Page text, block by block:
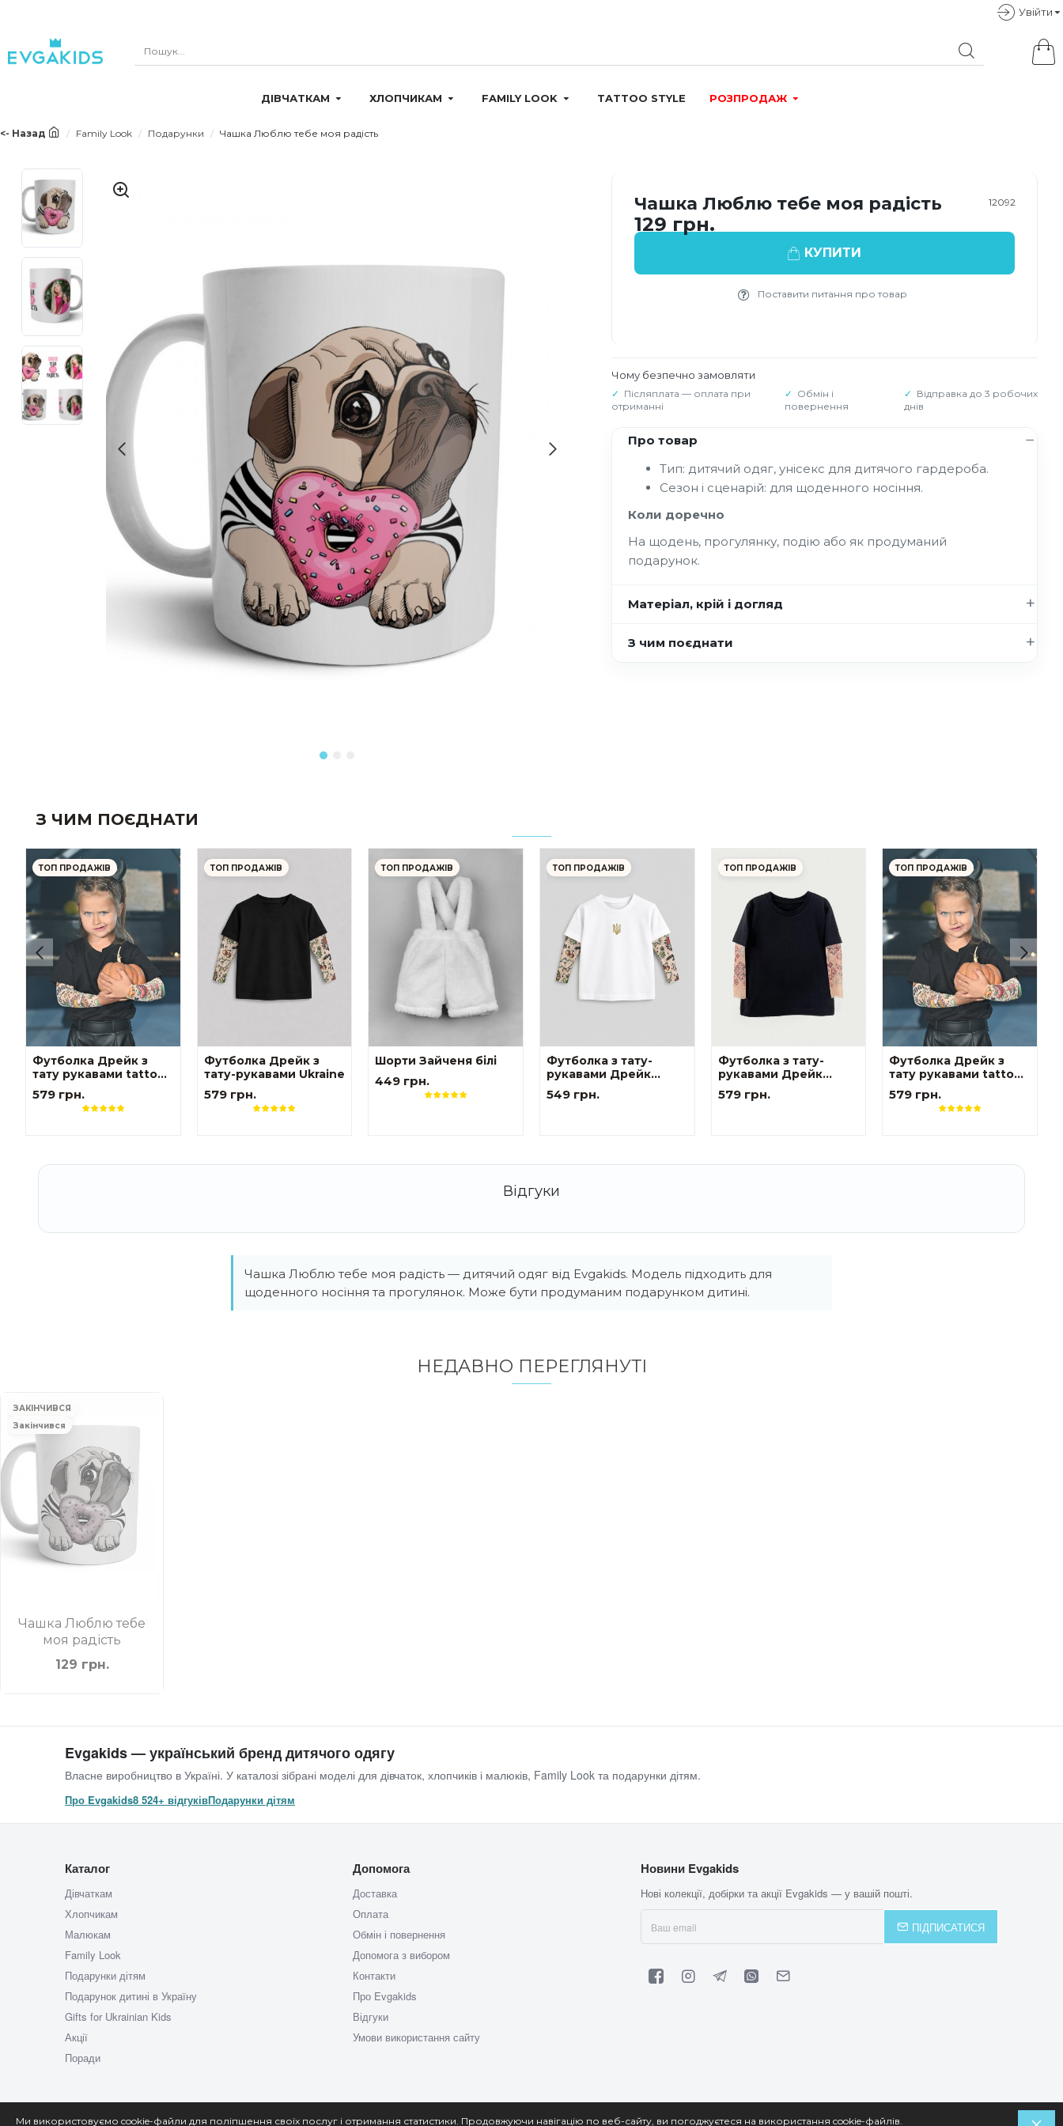
Увiйти
ДІВЧАТКАМ ХЛОПЧИКАМ FAMILY LOOK TATTOO STYLE РОЗПРОДАЖ
<- Назад Family Look Подарунки Чашка Люблю тебе моя радість
Чашка Люблю тебе моя радість 12092
129 грн.
КУПИТИ
Поставити питання про товар
Чому безпечно замовляти
Післяплата — оплата при
отриманні
Обмін і
повернення
Відправка до 3 робочих
днів
Про товар
Тип: дитячий одяг, унісекс для дитячого гардероба.
Сезон і сценарій: для щоденного носіння.
Коли доречно
На щодень, прогулянку, подію або як продуманий
подарунок.
Матеріал, крій і догляд
З чим поєднати
З ЧИМ ПОЄДНАТИ
ТОП ПРОДАЖІВ
Футболка Дрейк з
тату рукавами tattoo
style
579 грн.
ТОП ПРОДАЖІВ
Футболка Дрейк з
тату-рукавами Ukraine
579 грн.
ТОП ПРОДАЖІВ
Шорти Зайченя білі
449 грн.
ТОП ПРОДАЖІВ
Футболка з тату-
рукавами Дрейк
Ukraine біла Тризуб
549 грн.
ТОП ПРОДАЖІВ
Футболка з тату-
рукавами Дрейк
Українські мотиви
579 грн.
ТОП ПРОДАЖІВ
Футболка Дрейк з
тату рукавами tattoo
style
579 грн.
Чашка Люблю тебе моя радість — дитячий одяг від Evgakids. Модель підходить для
щоденного носіння та прогулянок. Може бути продуманим подарунком дитині.
НЕДАВНО ПЕРЕГЛЯНУТI
ЗАКІНЧИВСЯ
Закінчився
Чашка Люблю тебе
моя радість
129 грн.
Evgakids — український бренд дитячого одягу
Власне виробництво в Україні. У каталозі зібрані моделі для дівчаток, хлопчиків і малюків, Family Look та подарунки дітям.
Про Evgakids8 524+ відгуківПодарунки дітям
Каталог
Дівчаткам
Хлопчикам
Малюкам
Family Look
Подарунки дітям
Подарунок дитині в Україну
Gifts for Ukrainian Kids
Акції
Поради
Допомога
Доставка
Оплата
Обмін і повернення
Допомога з вибором
Контакти
Про Evgakids
Відгуки
Умови використання сайту
Новини Evgakids
Нові колекції, добірки та акції Evgakids — у вашій пошті.
ПІДПИСАТИСЯ
Ми використовуємо cookie-файли для поліпшення своїх послуг і отримання статистики. Продовжуючи навігацію по веб-сайту, ви погоджуєтеся на використання cookie-файлів.